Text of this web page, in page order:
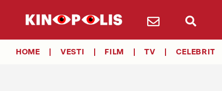
HOME VESTI FILM TV CELEBRITY